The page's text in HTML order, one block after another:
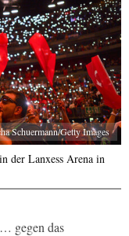
Schuermann/Getty Images
der Lanxess Arena in
gegen das